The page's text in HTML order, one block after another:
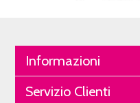
Informazioni
Servizio Clienti